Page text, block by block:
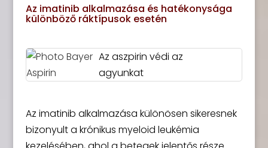
Az imatinib alkalmazása és hatékonysága
különböző ráktípusok esetén
Az aszpirin védi az
agyunkat
Az imatinib alkalmazása különösen sikeresnek
bizonyult a krónikus myeloid leukémia